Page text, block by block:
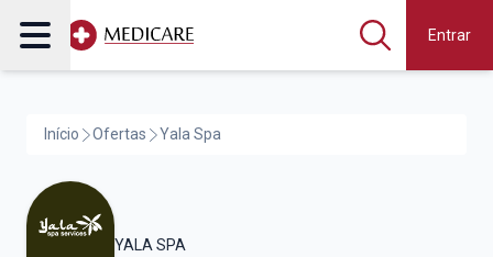
Entrar
Início Ofertas Yala Spa
YALA SPA